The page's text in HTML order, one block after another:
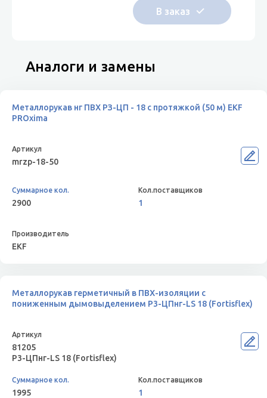
Аналоги и замены
Металлорукав нг ПВХ РЗ-ЦП - 18 с протяжкой (50 м) EKF
PROxima
mrzp-18-50
2900 1
EKF
Металлорукав герметичный в ПВХ-изоляции с
пониженным дымовыделением Р3-ЦПнг-LS 18 (Fortisflex)
81205
Р3-ЦПнг-LS 18 (Fortisflex)
1995 1